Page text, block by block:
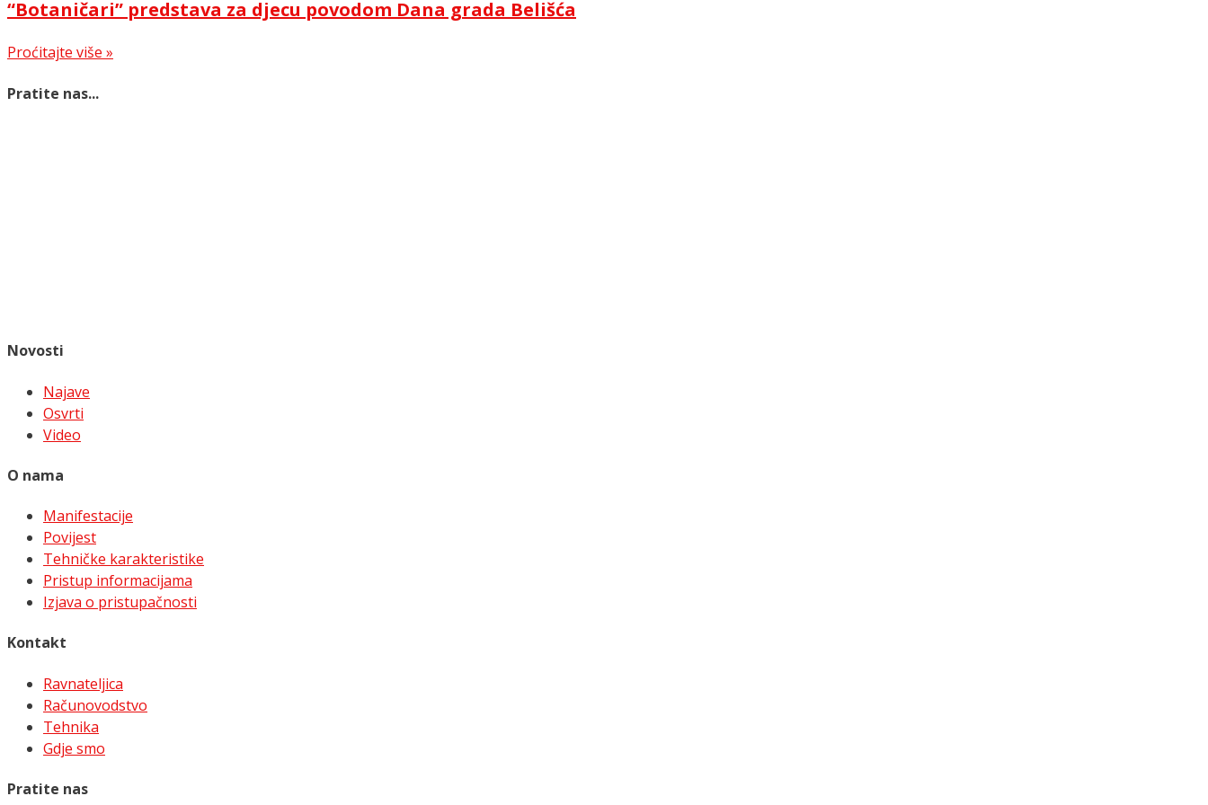
“Botaničari” predstava za djecu povodom Dana grada Belišća
Proćitajte više »
Pratite nas...
Novosti
Najave
Osvrti
Video
O nama
Manifestacije
Povijest
Tehničke karakteristike
Pristup informacijama
Izjava o pristupačnosti
Kontakt
Ravnateljica
Računovodstvo
Tehnika
Gdje smo
Pratite nas